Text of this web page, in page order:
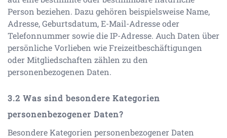
Person beziehen. Dazu gehören beispielsweise Name,
Adresse, Geburtsdatum, E-Mail-Adresse oder
Telefonnummer sowie die IP-Adresse. Auch Daten über
persönliche Vorlieben wie Freizeitbeschäftigungen
oder Mitgliedschaften zählen zu den
personenbezogenen Daten.
Was sind besondere Kategorien
personenbezogener Daten?
Besondere Kategorien personenbezogener Daten